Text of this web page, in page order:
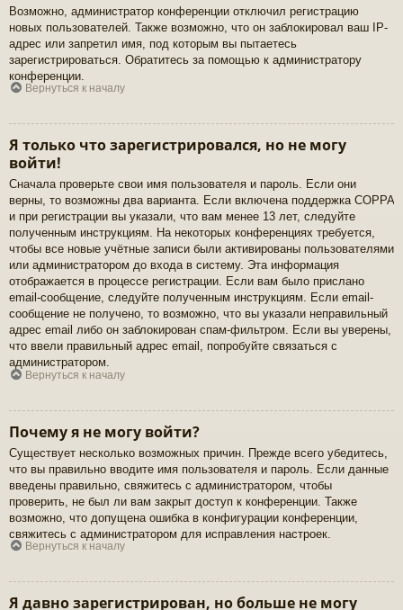
Возможно, администратор конференции отключил регистрацию
новых пользователей. Также возможно, что он заблокировал ваш IP-
адрес или запретил имя, под которым вы пытаетесь
зарегистрироваться. Обратитесь за помощью к администратору
конференции.
Вернуться к началу
Я только что зарегистрировался, но не могу
войти!
Сначала проверьте свои имя пользователя и пароль. Если они
верны, то возможны два варианта. Если включена поддержка COPPA
и при регистрации вы указали, что вам менее 13 лет, следуйте
полученным инструкциям. На некоторых конференциях требуется,
чтобы все новые учётные записи были активированы пользователями
или администратором до входа в систему. Эта информация
отображается в процессе регистрации. Если вам было прислано
email-сообщение, следуйте полученным инструкциям. Если email-
сообщение не получено, то возможно, что вы указали неправильный
адрес email либо он заблокирован спам-фильтром. Если вы уверены,
что ввели правильный адрес email, попробуйте связаться с
администратором.
Вернуться к началу
Почему я не могу войти?
Существует несколько возможных причин. Прежде всего убедитесь,
что вы правильно вводите имя пользователя и пароль. Если данные
введены правильно, свяжитесь с администратором, чтобы
проверить, не был ли вам закрыт доступ к конференции. Также
возможно, что допущена ошибка в конфигурации конференции,
свяжитесь с администратором для исправления настроек.
Вернуться к началу
Я давно зарегистрирован, но больше не могу